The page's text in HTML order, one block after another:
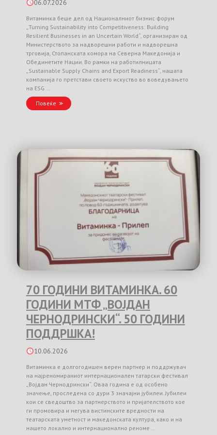
06.07.2026
Витаминка беше дел од Националниот бизнис форум
„Turning Sustainability into Competitiveness: Building
Resilient Businesses in an Uncertain World“, организиран од
Министерството за надворешни работи и надворешна
трговија, Стопанската комора на Северна Македонија и
Обединетите Нации. Во рамки на работилницата
„Sustainable Supply Chains and Export Readiness“, нашата
компанија го претстави своето искуство во воведувањето
на ESG …
Повеќе
70 ГОДИНИ ВИТАМИНКА. 60
ГОДИНИ МТФ „ВОЈДАН
ЧЕРНОДРИНСКИ“. 50 ГОДИНИ
ПОДДРШКА!
10.06.2026
Витаминка е долгогодишен верен партнер и поддржувач
на најреномираниот интернационален татарски фестивал
„Војдан Чернодрински“. Оваа година е од особено
значење, проследена со дури 3 значајни јубилеи. Јубилеи
кои се сведоштво за партнерството и пријателството кое
ги промовира и негува вистинските вредности на
театарската уметност и македонската култура, како и на
нашето локално и интернационално реноме …